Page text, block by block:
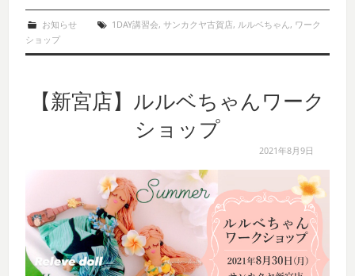
お知らせ 1DAY講習会, サンカクヤ古賀店, ルルベちゃん, ワーク
ショップ
【新宮店】ルルベちゃんワーク
ショップ
2021年8月9日